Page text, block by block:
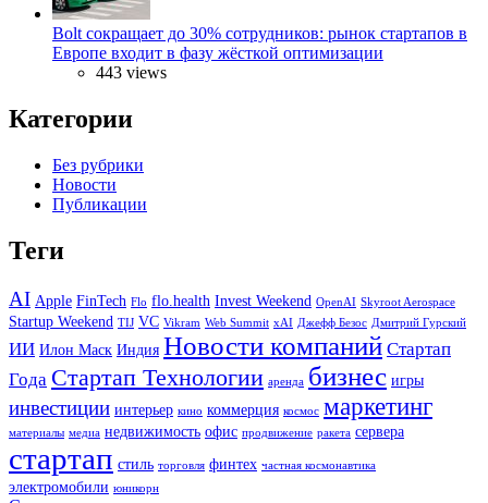
Bolt сокращает до 30% сотрудников: рынок стартапов в
Европе входит в фазу жёсткой оптимизации
443 views
Категории
Без рубрики
Новости
Публикации
Теги
AI Apple FinTech Flo flo.health Invest Weekend OpenAI Skyroot Aerospace
Startup Weekend TIJ VC Vikram Web Summit xAI Джефф Безос Дмитрий Гурский
ИИ Илон Маск Индия Новости компаний Стартап
Года Стартап Технологии аренда бизнес игры
инвестиции интерьер кино коммерция космос маркетинг
материалы медиа недвижимость офис продвижение ракета сервера
стартап стиль торговля финтех частная космонавтика
электромобили юникорн